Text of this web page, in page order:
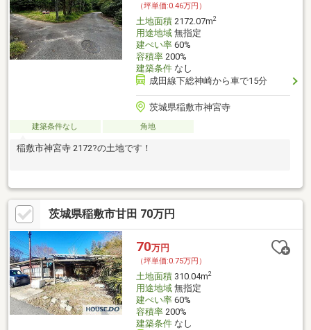
（坪単価:0.46万円）
土地面積2172.07m2
用途地域無指定
建ぺい率60%
容積率200%
建築条件なし
成田線下総神崎から車で15分
茨城県稲敷市神宮寺
建築条件なし 角地
稲敷市神宮寺 2172?の土地です！
茨城県稲敷市甘田 70万円
70万円
（坪単価:0.75万円）
土地面積310.04m2
用途地域無指定
建ぺい率60%
容積率200%
建築条件なし